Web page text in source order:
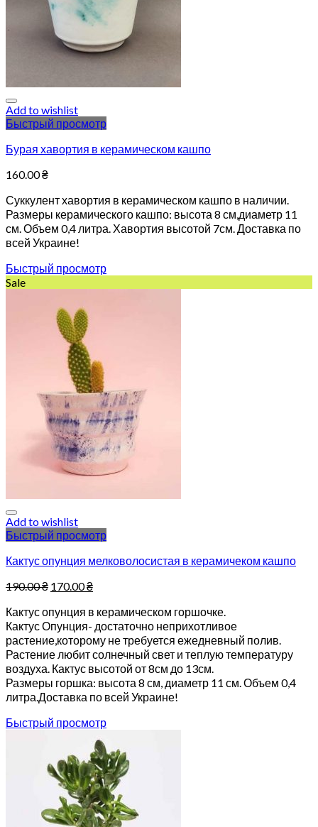
Add to wishlist
Быстрый просмотр
Бурая хавортия в керамическом кашпо
160.00₴
Суккулент хавортия в керамическом кашпо в наличии.
Размеры керамического кашпо: высота 8 см,диаметр 11
см. Объем 0,4 литра. Хавортия высотой 7см. Доставка по
всей Украине!
Быстрый просмотр
Sale
Add to wishlist
Быстрый просмотр
Кактус опунция мелковолосистая в керамичеком кашпо
190.00₴ 170.00₴
Кактус опунция в керамическом горшочке.
Кактус Опунция- достаточно неприхотливое
растение,которому не требуется ежедневный полив.
Растение любит солнечный свет и теплую температуру
воздуха. Кактус высотой от 8см до 13см.
Размеры горшка: высота 8 см, диаметр 11 см. Объем 0,4
литра.Доставка по всей Украине!
Быстрый просмотр